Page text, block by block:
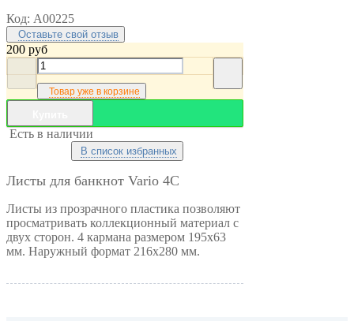
Код: A00225
Оставьте свой отзыв
200 руб
Товар уже в корзине
Есть в наличии
В список избранных
Листы для банкнот Vario 4С
Листы из прозрачного пластика позволяют
просматривать коллекционный материал с
двух сторон. 4 кармана размером 195x63
мм. Наружный формат 216x280 мм.